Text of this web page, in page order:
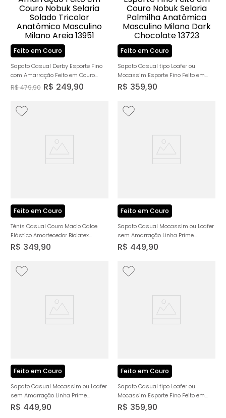
Feito em Couro
Sapato Casual Derby Esporte Fino
com Amarração Feito em Couro
Nobuk Selaria Solado Tricolor
Anatômico Masculino Milano Areia
R$479,90 R$ 249,90
Feito em Couro
Sapato Casual tipo Loafer ou
Mocassim Esporte Fino Feito em
Couro Nobuk Selaria Palmilha
Anatômica Masculino Milano Dark
R$ 359,90
Feito em Couro
Tênis Casual Couro Macio Calce
Elástico Amortecedor Biolatex
Masculino Milano Preto/Preto 14244
R$ 349,90
Feito em Couro
Sapato Casual Mocassim ou Loafer
sem Amarração Linha Prime
Premium Feito em Couro Macio
Napa Soft Amortecedor Biolatex
R$ 449,90
Feito em Couro
Sapato Casual Mocassim ou Loafer
sem Amarração Linha Prime
Premium Feito em Couro Macio
Napa Soft Amortecedor Biolatex
R$ 449,90
Feito em Couro
Sapato Casual tipo Loafer ou
Mocassim Esporte Fino Feito em
Couro Nobuk Selaria Palmilha
Anatômica Masculino Milano
R$ 359,90